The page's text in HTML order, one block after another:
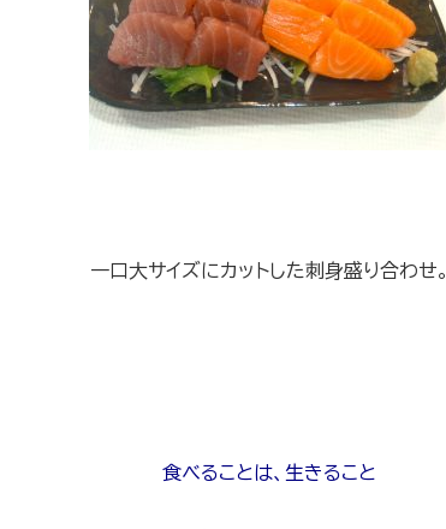
一口大サイズにカットした刺身盛り合わせ。
食べることは、生きること